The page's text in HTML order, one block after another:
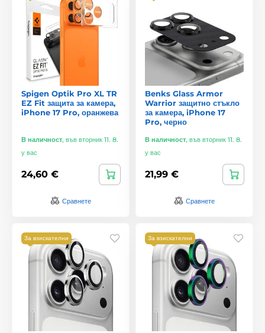
Spigen Optik Pro XL TR
EZ Fit защита за камера,
iPhone 17 Pro, оранжева
В наличност, във вторник 11. 8.
у вас
24,60 €
Сравнете
Benks Glass Armor
Warrior защитно стъкло
за камера, iPhone 17
Pro, черно
В наличност, във вторник 11. 8.
у вас
21,99 €
Сравнете
За взискателни За взискателни